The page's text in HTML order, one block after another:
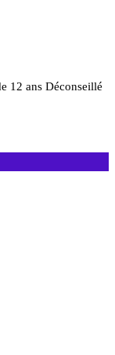
12 ans Déconseillé